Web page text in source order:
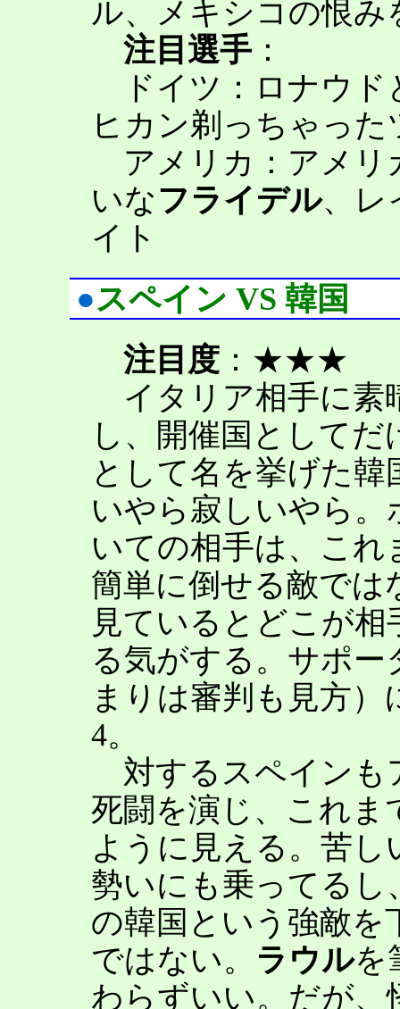
ル、メキシコの恨
注目選手：
ドイツ：ロナウド
ヒカン剃っちゃっ
アメリカ：アメリ
いなフライデル、レ
イト
●スペイン VS 韓国
注目度：★★★
イタリア相手に素
し、開催国として
として名を挙げた
いやら寂しいやら
いての相手は、こ
簡単に倒せる敵では
見ているとどこが
る気がする。サポ
まりは審判も見方
4。
対するスペインも
死闘を演じ、これま
ように見える。苦
勢いにも乗ってる
の韓国という強敵を
ではない。
ラウルを
わらずいい。だが